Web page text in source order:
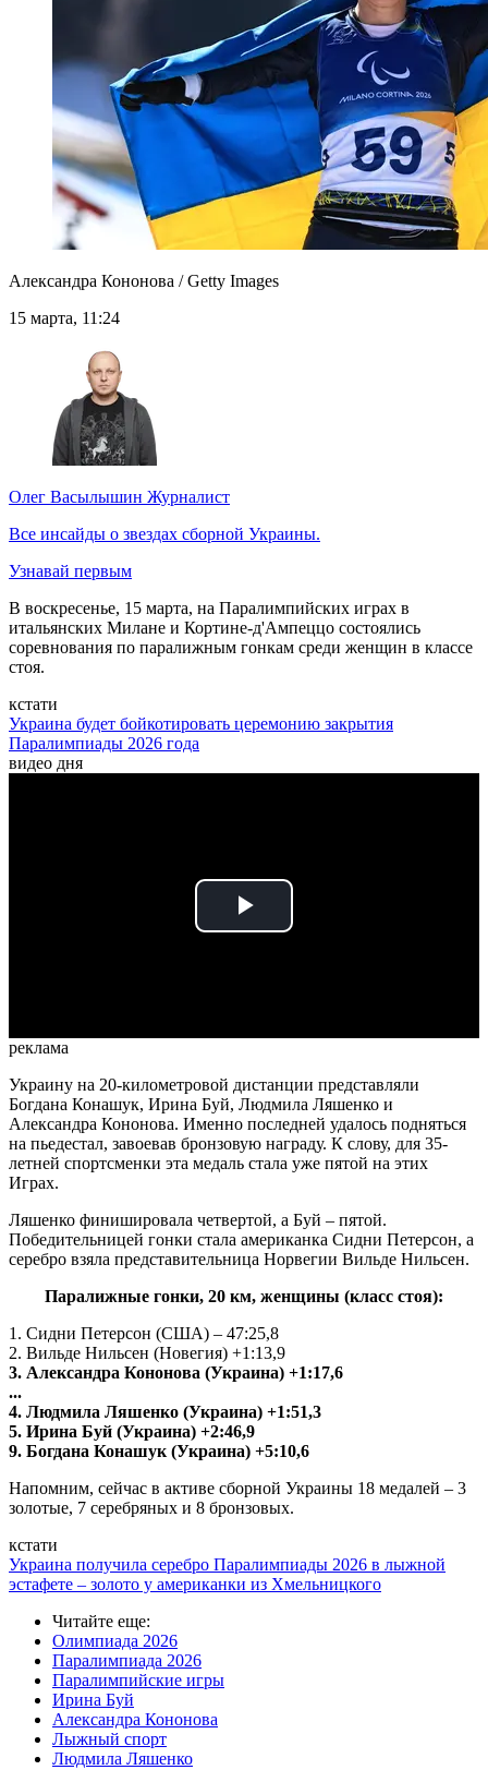
Александра Кононова / Getty Images
15 марта, 11:24
Олег Васылышин Журналист
Все инсайды о звездах сборной Украины.
Узнавай первым
В воскресенье, 15 марта, на Паралимпийских играх в
итальянских Милане и Кортине-д'Ампеццо состоялись
соревнования по паралижным гонкам среди женщин в классе
стоя.
кстати
Украина будет бойкотировать церемонию закрытия
Паралимпиады 2026 года
видео дня
Play
реклама
Украину на 20-километровой дистанции представляли
Богдана Конашук, Ирина Буй, Людмила Ляшенко и
Александра Кононова. Именно последней удалось подняться
на пьедестал, завоевав бронзовую награду. К слову, для 35-
летней спортсменки эта медаль стала уже пятой на этих
Играх.
Ляшенко финишировала четвертой, а Буй – пятой.
Победительницей гонки стала американка Сидни Петерсон, а
серебро взяла представительница Норвегии Вильде Нильсен.
Паралижные гонки, 20 км, женщины (класс стоя):
1. Сидни Петерсон (США) – 47:25,8
2. Вильде Нильсен (Новегия) +1:13,9
3. Александра Кононова (Украина) +1:17,6
...
4. Людмила Ляшенко (Украина) +1:51,3
5. Ирина Буй (Украина) +2:46,9
9. Богдана Конашук (Украина) +5:10,6
Напомним, сейчас в активе сборной Украины 18 медалей – 3
золотые, 7 серебряных и 8 бронзовых.
кстати
Украина получила серебро Паралимпиады 2026 в лыжной
эстафете – золото у американки из Хмельницкого
Читайте еще:
Олимпиада 2026
Паралимпиада 2026
Паралимпийские игры
Ирина Буй
Александра Кононова
Лыжный спорт
Людмила Ляшенко